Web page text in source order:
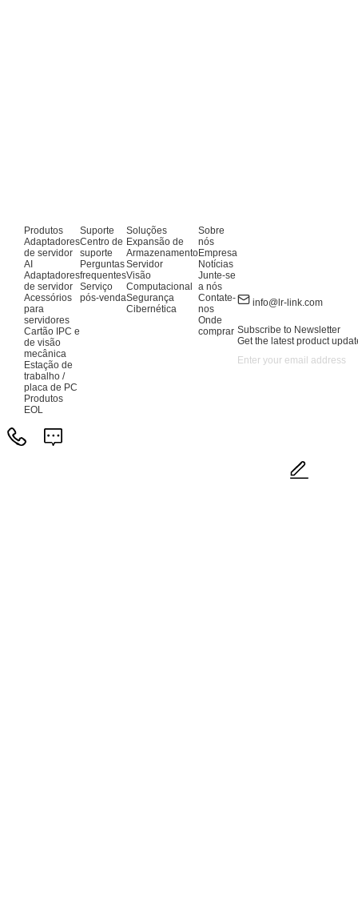
Produtos
Adaptadores
de servidor
AI
Adaptadores
de servidor
Acessórios
para
servidores
Cartão IPC e
de visão
mecânica
Estação de
trabalho /
placa de PC
Produtos
EOL
Suporte
Centro de
suporte
Perguntas
frequentes
Serviço
pós-venda
Soluções
Expansão de
Armazenamento
Servidor
Visão
Computacional
Segurança
Cibernética
Sobre
nós
Empresa
Notícias
Junte-se
a nós
Contate-
nos
Onde
comprar
info@lr-link.com
Subscribe to Newsletter
Get the latest product